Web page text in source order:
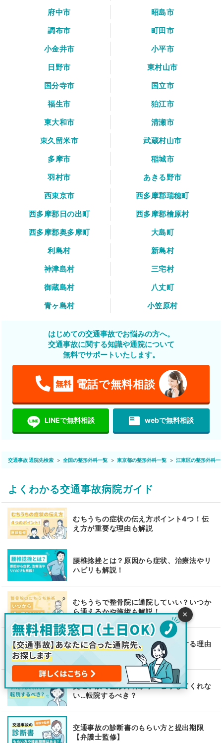
府中市
昭島市
調布市
町田市
小金井市
小平市
日野市
東村山市
国分寺市
国立市
福生市
狛江市
東大和市
清瀬市
東久留米市
武蔵村山市
多摩市
稲城市
羽村市
あきる野市
西東京市
西多摩郡瑞穂町
西多摩郡日の出町
西多摩郡檜原村
西多摩郡奥多摩町
大島町
利島村
新島村
神津島村
三宅村
御蔵島村
八丈町
青ヶ島村
小笠原村
はじめての交通事故でお悩みの方へ。
交通事故に関する知識や通院について
無料でサポートいたします。
無料 電話で無料相談
LINEで無料相談 featured_play_list webで無料相談
交通事故 通院先検索 全国の整形外科一覧 東京都の整形外科一覧 江東区の整形外科一
よくわかる交通事故病院ガイド
むちうちの症状の伝え方ポイント4つ！伝
え方が重要な理由も解説
腰椎捻挫とは？原因から症状、治療法やリ
ハビリも解説！
むちうちで整骨院に通院していい？いつか
ら通えるかや施術も解説！
追突事故で痛くなくても病院受診する理由
– 痛みが出た時へ備えよう
交通事故で整形外科がリハビリしてくれな
い…転院するべき？
交通事故の診断書のもらい方と提出期限
【弁護士監修】
×